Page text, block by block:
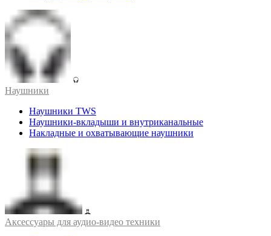
Наушники
Наушники TWS
Наушники-вкладыши и внутриканальные
Накладные и охватывающие наушники
Аксессуары для аудио-видео техники